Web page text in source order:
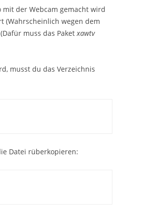
mit der Webcam gemacht wird
(Wahrscheinlich wegen dem
muss das Paketxawtv
musst du das Verzeichnis
Datei rüberkopieren: